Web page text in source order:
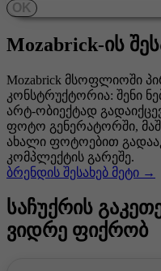
OK
Mozabrick-ის
Mozabrick მსოფლიოში
კონსტრუქტორია: შენი
არტ-ობიექტად
ფოტო გენერატორში,
ახალი ფოტოებით
კომპლექტის გარეშე.
ბრენდის შესახებ მეტი →
საჩუქრის
ვიდრე ფიქრობ